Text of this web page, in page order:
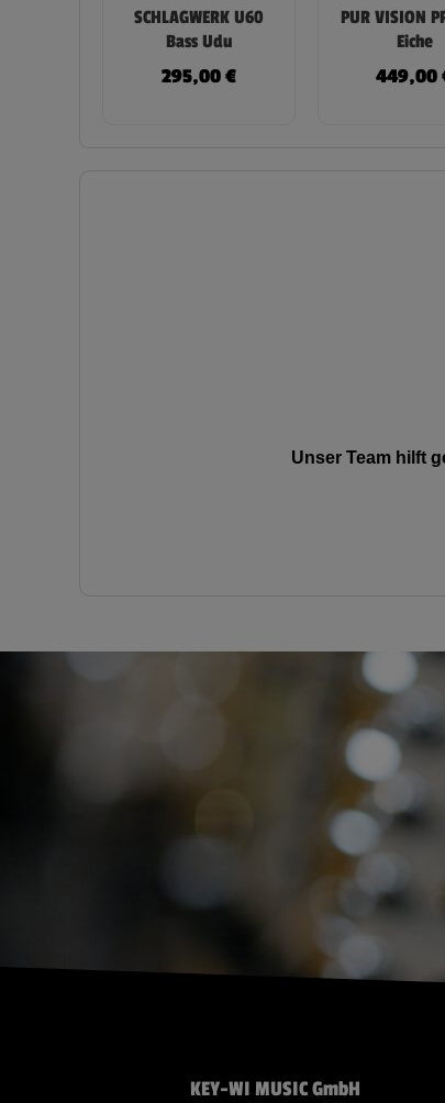
SCHLAGWERK U60
Bass Udu
295,00€
PUR VISION
Eiche
449,00
Unser Team hilft
KEY-WI MUSIC GmbH